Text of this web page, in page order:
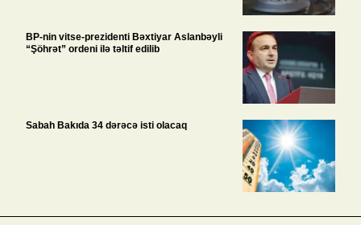
BP-nin vitse-prezidenti Bəxtiyar Aslanbəyli
“Şöhrət” ordeni ilə təltif edilib
Sabah Bakıda 34 dərəcə isti olacaq